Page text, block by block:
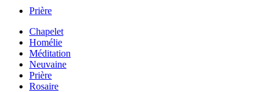
Prière
Chapelet
Homélie
Méditation
Neuvaine
Prière
Rosaire